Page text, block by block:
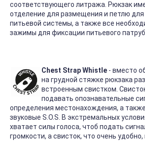
соответствующего литража. Рюкзак
отделение для размещения и петлю для
питьевой системы, а также все
зажимы для фиксации питьевого
Chest Strap Whistle - вместо
на грудной стяжке рюкзака
встроенным свистком.
подавать опознавательные
определения местонахождения, а
звуковые S.O.S. В экстремальных
хватает силы голоса, чтоб подать
громкости, а свисток, что очень